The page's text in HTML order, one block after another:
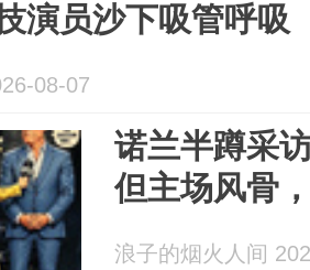
演员沙下吸管呼吸
08-07
诺兰半蹲采
但主场风骨
浪子的烟火人间